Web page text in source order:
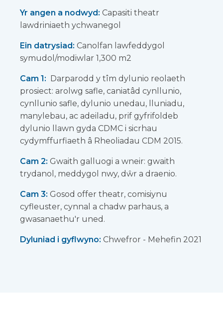
Yr angen a nodwyd: Capasiti theatr
lawdriniaeth ychwanegol
Ein datrysiad: Canolfan lawfeddygol
symudol/modiwlar 1,300 m2
Cam 1: Darparodd y tîm dylunio reolaeth
prosiect: arolwg safle, caniatâd cynllunio,
cynllunio safle, dylunio unedau, lluniadu,
manylebau, ac adeiladu, prif gyfrifoldeb
dylunio llawn gyda CDMC i sicrhau
cydymffurfiaeth â Rheoliadau CDM 2015.
Cam 2: Gwaith galluogi a wneir: gwaith
trydanol, meddygol nwy, dŵr a draenio.
Cam 3: Gosod offer theatr, comisiynu
cyfleuster, cynnal a chadw parhaus, a
gwasanaethu'r uned.
Dyluniad i gyflwyno: Chwefror - Mehefin 2021